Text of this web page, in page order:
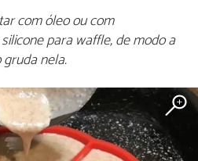
com óleo ou com
para waffle, de modo a
nela.